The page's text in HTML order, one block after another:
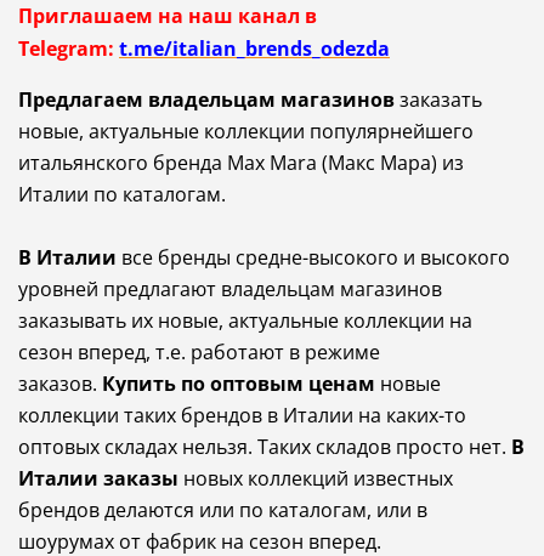
Приглашаем на наш канал в
Telegram: t.me/italian_brends_odezda
Предлагаем владельцам магазиновзаказать
новые, актуальные коллекции популярнейшего
итальянского бренда Max Mara (Макс Мара) из
Италии по каталогам.
В Италии все бренды средне-высокого и высокого
уровней предлагают владельцам магазинов
заказывать их новые, актуальные коллекции на
сезон вперед, т.е. работают в режиме
заказов. Купить по оптовым ценам новые
коллекции таких брендов в Италии на каких-то
оптовых складах нельзя. Таких складов просто нет. В
Италии заказы новых коллекций известных
брендов делаются или по каталогам, или в
шоурумах от фабрик на сезон вперед.